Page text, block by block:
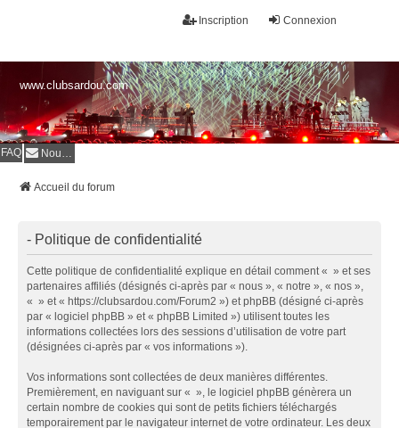
Connexion
Inscription
www.clubsardou.com
FAQ Nous contacter
Accueil du forum
- Politique de confidentialité
Cette politique de confidentialité explique en détail comment « » et ses
partenaires affiliés (désignés ci-après par « nous », « notre », « nos »,
« » et « https://clubsardou.com/Forum2 ») et phpBB (désigné ci-après
par « logiciel phpBB » et « phpBB Limited ») utilisent toutes les
informations collectées lors des sessions d’utilisation de votre part
(désignées ci-après par « vos informations »).
Vos informations sont collectées de deux manières différentes.
Premièrement, en naviguant sur « », le logiciel phpBB génèrera un
certain nombre de cookies qui sont de petits fichiers téléchargés
temporairement par le navigateur internet de votre ordinateur. Les deux